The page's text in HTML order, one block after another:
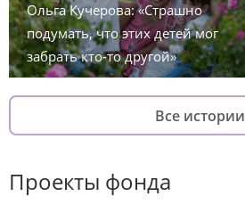
Ольга Кучерова: «Страшно
подумать, что этих детей мог
забрать кто-то другой»
Все истории
Проекты фонда